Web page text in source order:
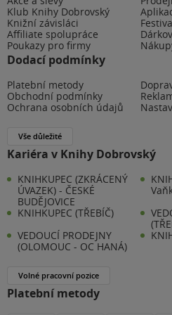
Klub Knihy Dobrovský
Knižní závisláci
Affiliate spolupráce
Poukazy pro firmy
Dodací podmínky
Platební metody
Obchodní podmínky
Ochrana osobních údajů
Vše důležité
Kariéra v Knihy Dobrovský
KNIHKUPEC (ZKRÁCENÝ
ÚVAZEK) - ČESKÉ
BUDĚJOVICE
KNIHKUPEC (TŘEBÍČ)
VEDOUCÍ PRODEJNY
(OLOMOUC - OC HANÁ)
Volné pracovní pozice
Platební metody